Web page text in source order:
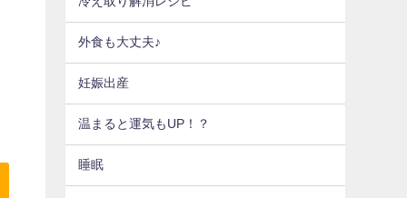
外食も大丈夫♪
妊娠出産
温まると運気もUP！？
睡眠